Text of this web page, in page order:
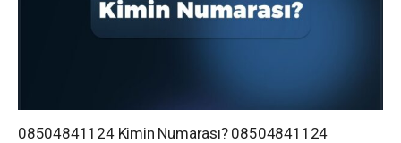
08504841124 Kimin Numarası? 08504841124